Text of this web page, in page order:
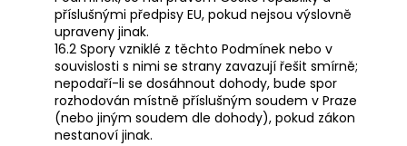
příslušnými předpisy EU, pokud nejsou výslovně
upraveny jinak.
16.2 Spory vzniklé z těchto Podmínek nebo v
souvislosti s nimi se strany zavazují řešit smírně;
nepodaří-li se dosáhnout dohody, bude spor
rozhodován místně příslušným soudem v Praze
(nebo jiným soudem dle dohody), pokud zákon
nestanoví jinak.